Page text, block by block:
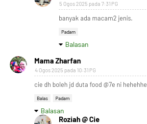
5 Ogos 2025 pada 7:31 PG
banyak ada macam2 jenis.
Padam
Balasan
Mama Zharfan
4 Ogos 2025 pada 10:31 PG
cie dh boleh jd duta food @7e ni hehehhe
Balas Padam
Balasan
Roziah @ Cie